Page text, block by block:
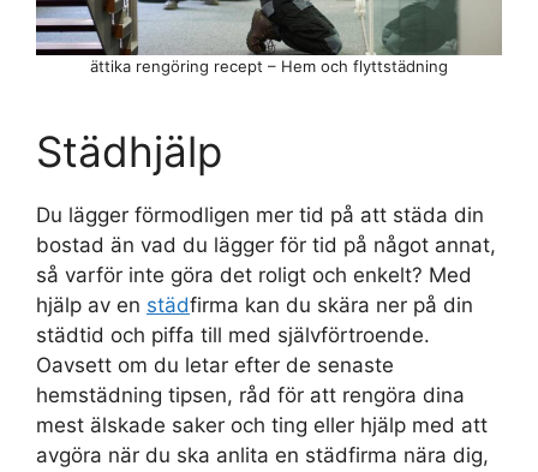
Städhjälp
Du lägger förmodligen mer tid på att städa din
bostad än vad du lägger för tid på något annat,
så varför inte göra det roligt och enkelt? Med
hjälp av en städfirma kan du skära ner på din
städtid och piffa till med självförtroende.
Oavsett om du letar efter de senaste
hemstädning tipsen, råd för att rengöra dina
mest älskade saker och ting eller hjälp med att
avgöra när du ska anlita en städfirma nära dig,
ättika rengöring recept – Hem och flyttstädning